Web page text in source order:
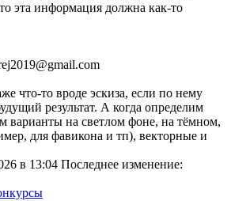
эта информация должна как-то
что-то вроде эскиза, если по нему
результат. А когда определим
варианты на светлом фоне, на тёмном,
для фавикона и тп), векторные и
в 13:04 Последнее изменение: